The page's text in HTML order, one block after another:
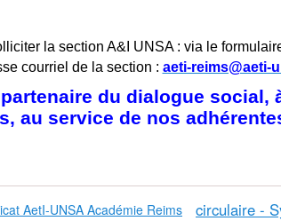
la section A&I UNSA : via le
courriel de la section : aeti-reims@aeti-
partenaire du dialogue social,
au service de nos